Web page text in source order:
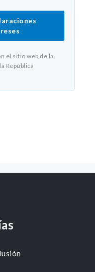
el sitio web de la
República